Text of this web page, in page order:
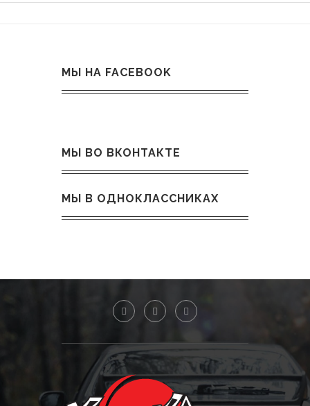
МЫ НА FACEBOOK
МЫ ВО ВКОНТАКТЕ
МЫ В ОДНОКЛАССНИКАХ